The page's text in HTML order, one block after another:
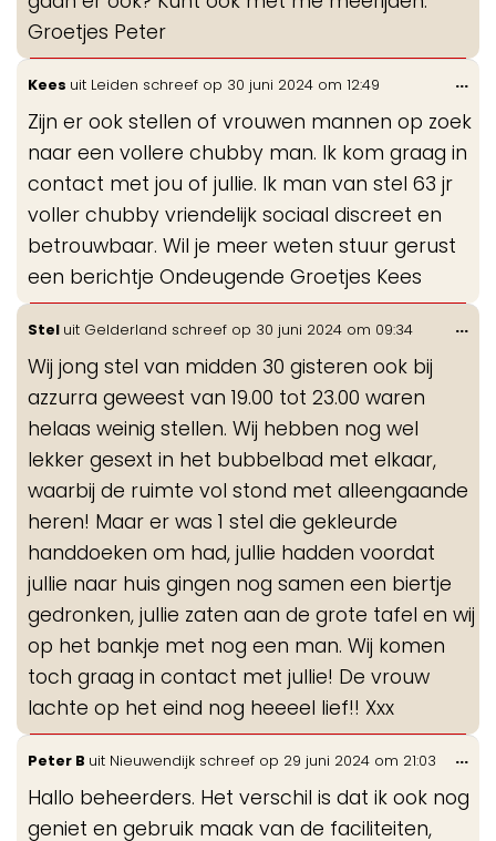
Groetjes Peter
Kees uit Leiden schreef op 30 juni 2024 om 12:49
Zijn er ook stellen of vrouwen mannen op zoek
naar een vollere chubby man. Ik kom graag in
contact met jou of jullie. Ik man van stel 63 jr
voller chubby vriendelijk sociaal discreet en
betrouwbaar. Wil je meer weten stuur gerust
een berichtje Ondeugende Groetjes Kees
...
Stel uit Gelderland schreef op 30 juni 2024 om 09:34
Wij jong stel van midden 30 gisteren ook bij
azzurra geweest van 19.00 tot 23.00 waren
helaas weinig stellen. Wij hebben nog wel
lekker gesext in het bubbelbad met elkaar,
waarbij de ruimte vol stond met alleengaande
heren! Maar er was 1 stel die gekleurde
handdoeken om had, jullie hadden voordat
jullie naar huis gingen nog samen een biertje
gedronken, jullie zaten aan de grote tafel en wij
op het bankje met nog een man. Wij komen
toch graag in contact met jullie! De vrouw
lachte op het eind nog heeeel lief!! Xxx
...
Peter B uit Nieuwendijk schreef op 29 juni 2024 om 21:03
Hallo beheerders. Het verschil is dat ik ook nog
geniet en gebruik maak van de faciliteiten,
...